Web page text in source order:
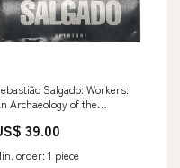
Salgado: Workers:
Archaeology of the
39.00
order: 1 piece